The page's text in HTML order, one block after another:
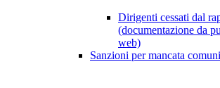
Dirigenti cessati dal
(documentazione da
web)
Sanzioni per mancata